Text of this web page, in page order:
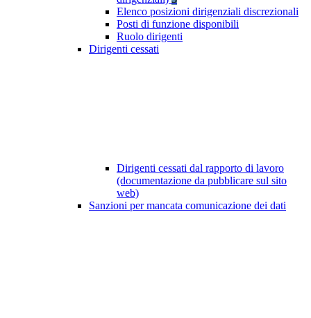
Elenco posizioni dirigenziali discrezionali
Posti di funzione disponibili
Ruolo dirigenti
Dirigenti cessati
Dirigenti cessati dal rapporto di lavoro
(documentazione da pubblicare sul sito
web)
Sanzioni per mancata comunicazione dei dati